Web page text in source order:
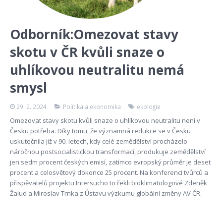
Odborník:Omezovat stavy
skotu v ČR kvůli snaze o
uhlíkovou neutralitu nemá
smysl
29. 2. 2024 Politika a ekonomika ekologie
Omezovat stavy skotu kvůli snaze o uhlíkovou neutralitu není v
Česku potřeba. Díky tomu, že významná redukce se v Česku
uskutečnila již v 90. letech, kdy celé zemědělství procházelo
náročnou postsocialistickou transformací, produkuje zemědělství
jen sedm procent českých emisí, zatímco evropský průměr je deset
procent a celosvětový dokonce 25 procent. Na konferenci tvůrců a
přispěvatelů projektu Intersucho to řekli bioklimatologové Zdeněk
Žalud a Miroslav Trnka z Ústavu výzkumu globální změny AV ČR.